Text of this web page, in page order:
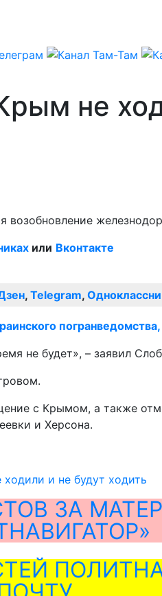
не
возобновление
или Вконтакте
, Telegram,
не будет», – заявил
с Крымом, а также
и Херсона.
и не будут ходить
ЗА